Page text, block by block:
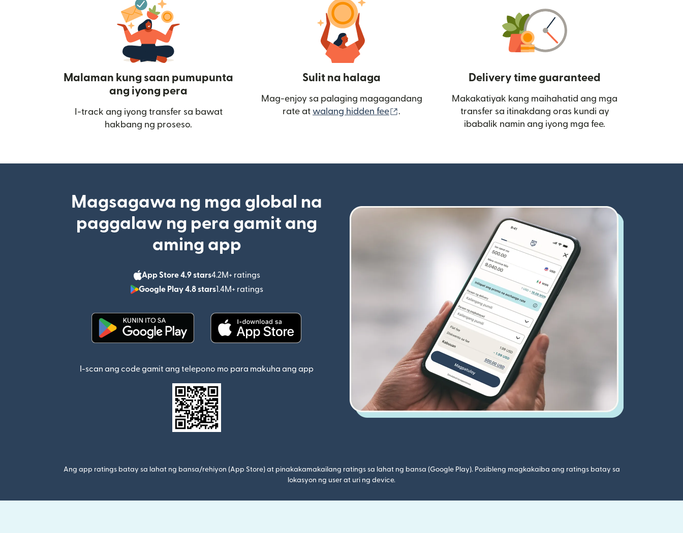
Malaman kung saan pumupunta
ang iyong pera
I-track ang iyong transfer sa bawat
hakbang ng proseso.
Sulit na halaga
Mag-enjoy sa palaging magagandang
rate at walang hidden fee (bubukas sa bagong window)
.
Delivery time guaranteed
Makakatiyak kang maihahatid ang mga
transfer sa itinakdang oras kundi ay
ibabalik namin ang iyong mga fee.
Magsagawa ng mga global na
paggalaw ng pera gamit ang
aming app
App Store 4.9 stars4.2M+ ratings
(bubukas sa bagong window)
Google Play 4.8 stars1.4M+ ratings
(bubukas sa bagong window)
I-scan ang code gamit ang telepono mo para makuha ang app
Ang app ratings batay sa lahat ng bansa/rehiyon (App Store) at pinakakamakailang ratings sa lahat ng bansa (Google Play). Posibleng magkakaiba ang ratings batay sa
lokasyon ng user at uri ng device.